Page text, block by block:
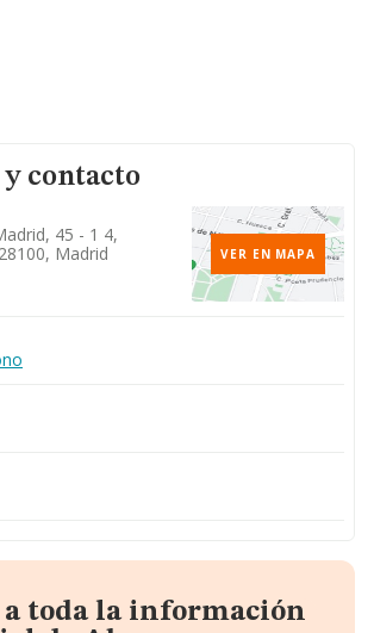
contacto
45 - 1 4,
Madrid
VER EN MAPA
a toda la información